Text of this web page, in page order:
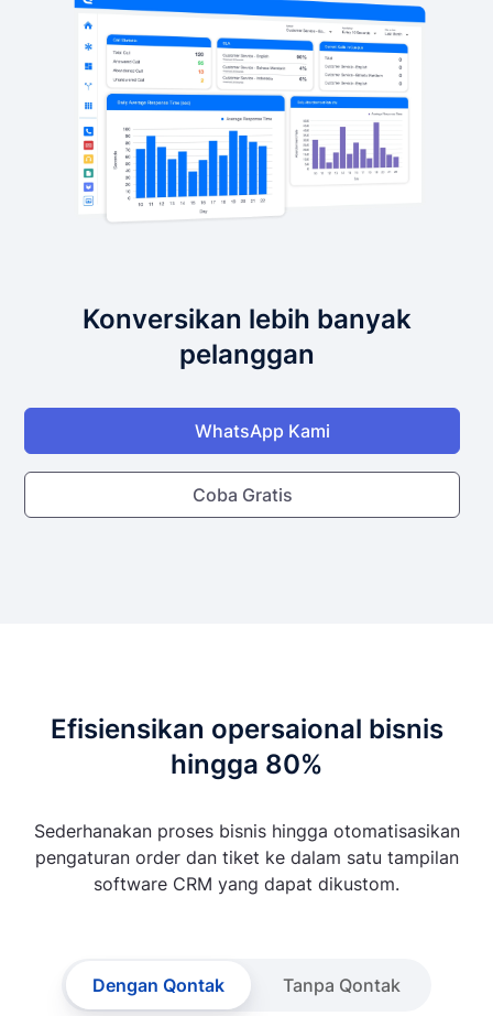
Konversikan lebih banyak
pelanggan
WhatsApp Kami
Coba Gratis
Efisiensikan opersaional bisnis
hingga 80%
Sederhanakan proses bisnis hingga otomatisasikan
pengaturan order dan tiket ke dalam satu tampilan
software CRM yang dapat dikustom.
Dengan Qontak Tanpa Qontak